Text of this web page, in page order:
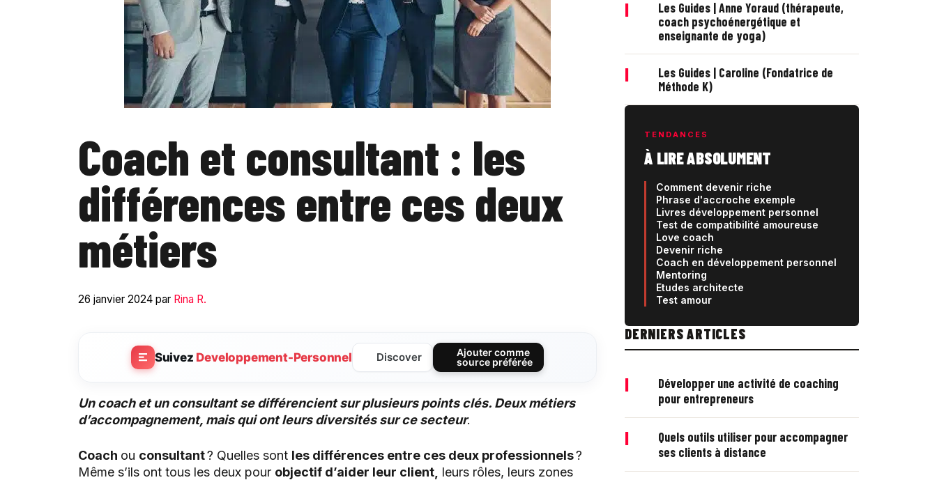
Coach et consultant : les
différences entre ces deux
métiers
26 janvier 2024 par Rina R.
Suivez Developpement-Personnel Discover
Ajouter comme
source préférée
Un coach et un consultant se différencient sur plusieurs points clés. Deux métiers
d’accompagnement, mais qui ont leurs diversités sur ce secteur.
Coach ou consultant? Quelles sont les différences entre ces deux professionnels?
Même s’ils ont tous les deux pour objectif d’aider leur client, leurs rôles, leurs zones
|
Les Guides | Anne Yoraud (thérapeute,
coach psychoénergétique et
enseignante de yoga)
|
Les Guides | Caroline (Fondatrice de
Méthode K)
TENDANCES
À LIRE ABSOLUMENT
Comment devenir riche
Phrase d'accroche exemple
Livres développement personnel
Test de compatibilité amoureuse
Love coach
Devenir riche
Coach en développement personnel
Mentoring
Etudes architecte
Test amour
DERNIERS ARTICLES
|
Développer une activité de coaching
pour entrepreneurs
|
Quels outils utiliser pour accompagner
ses clients à distance